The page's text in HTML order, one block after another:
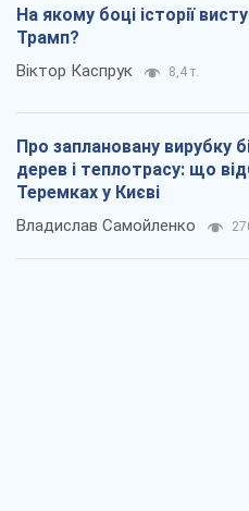
На якому боці історії
Трамп?
Віктор Каспрук 8,4 т.
Про заплановану вирубку
дерев і теплотрасу: що
Теремках у Києві
Владислав Самойленко